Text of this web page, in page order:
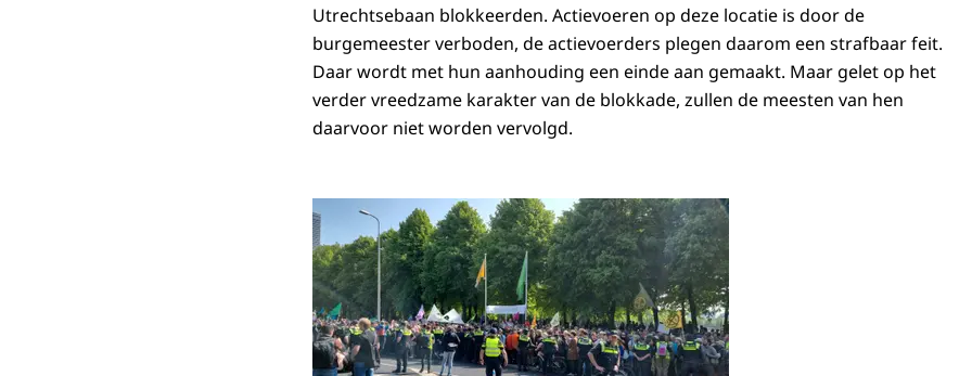
Utrechtsebaan blokkeerden. Actievoeren op deze locatie is door de
burgemeester verboden, de actievoerders plegen daarom een strafbaar feit.
Daar wordt met hun aanhouding een einde aan gemaakt. Maar gelet op het
verder vreedzame karakter van de blokkade, zullen de meesten van hen
daarvoor niet worden vervolgd.